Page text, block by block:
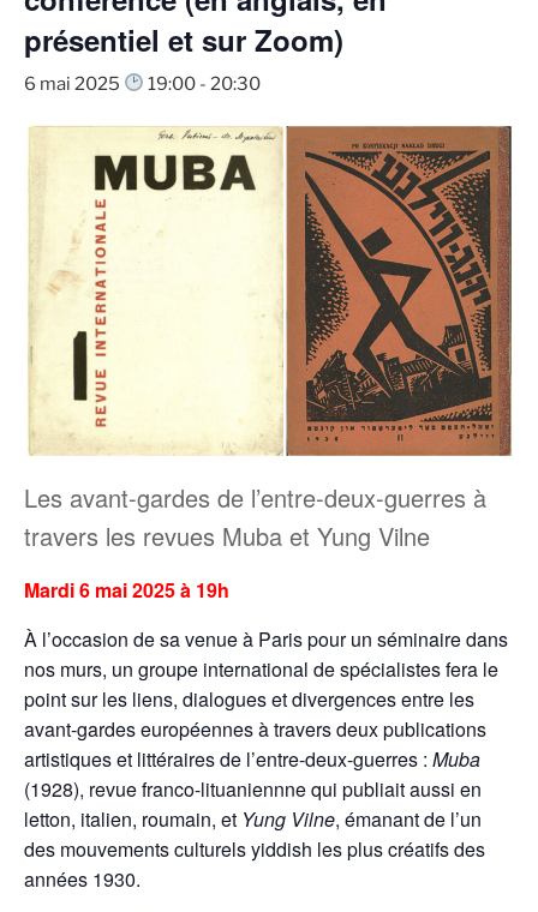
présentiel et sur Zoom)
6 mai 2025 19:00 - 20:30
Les avant-gardes de l’entre-deux-guerres à
travers les revues Muba et Yung Vilne
Mardi 6 mai 2025 à 19h
À l’occasion de sa venue à Paris pour un séminaire dans
nos murs, un groupe international de spécialistes fera le
point sur les liens, dialogues et divergences entre les
avant-gardes européennes à travers deux publications
artistiques et littéraires de l’entre-deux-guerres : Muba
(1928), revue franco-lituaniennne qui publiait aussi en
letton, italien, roumain, et Yung Vilne, émanant de l’un
des mouvements culturels yiddish les plus créatifs des
années 1930.